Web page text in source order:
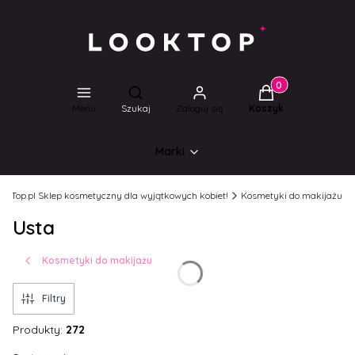
Menu
Otwórz wyszukiwarkę
Szukaj Zaloguj się
Produkty w
Koszyk
Marki
Sklep kosmetyczny dla wyjątkowych kobiet! Kosmetyki do makijażu
Usta
Kosmetyki do makijażu
Filtry
Produkty: 272